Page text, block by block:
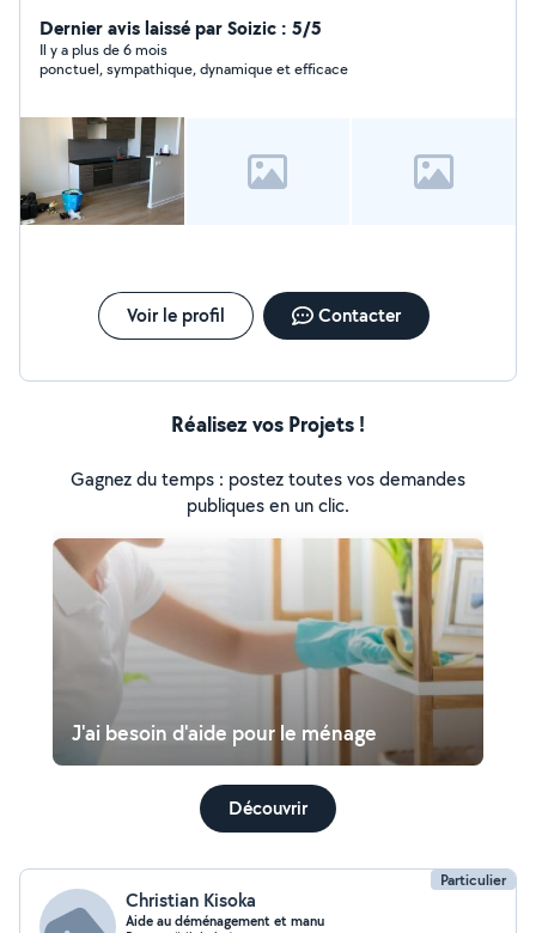
Dernier avis laissé par Soizic : 5/5
Il y a plus de 6 mois
ponctuel, sympathique, dynamique et efficace
Voir le profil Contacter
Réalisez vos Projets !
Gagnez du temps : postez toutes vos demandes
publiques en un clic.
J'ai besoin d'aide pour le ménage
Découvrir
Particulier
Christian Kisoka
Aide au déménagement et manu